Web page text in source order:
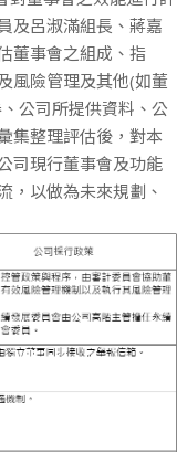
及呂淑滿組長、蔣嘉
董事會之組成、指
風險管理及其他(如董
公司所提供資料、公
集整理評估後，對本
司現行董事會及功能
，以做為未來規劃、